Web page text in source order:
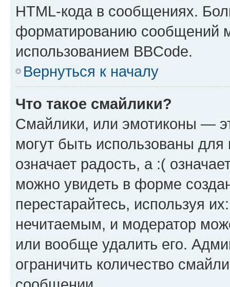
HTML-кода в сообщениях.
форматированию сообщений
использованием BBCode.
Вернуться к началу
Что такое смайлики?
Смайлики, или эмотиконы —
могут быть использованы
означает радость, а :(
можно увидеть в форме
перестарайтесь, используя
нечитаемым, и модератор
или вообще удалить его.
ограничить количество